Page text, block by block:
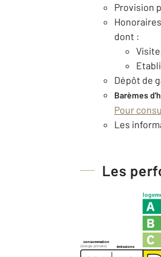
Provision
dont :
Dépôt de
Barèmes
Pour
Les
Les
consommation
émissions
(énergie primaire)